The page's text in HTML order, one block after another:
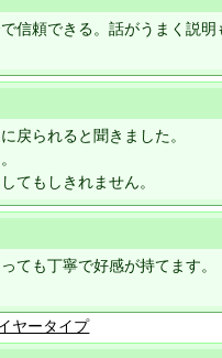
信頼できる。話がうまく説明
戻られると聞きました。
てもしきれません。
ても丁寧で好感が持てます。
ヤータイプ